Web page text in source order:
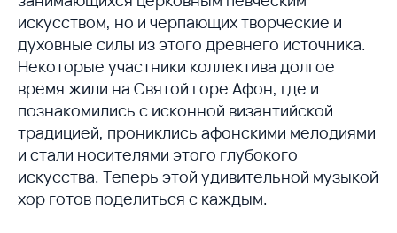
искусством, но и черпающих творческие и
духовные силы из этого древнего источника.
Некоторые участники коллектива долгое
время жили на Святой горе Афон, где и
познакомились с исконной византийской
традицией, прониклись афонскими мелодиями
и стали носителями этого глубокого
искусства. Теперь этой удивительной музыкой
хор готов поделиться с каждым.